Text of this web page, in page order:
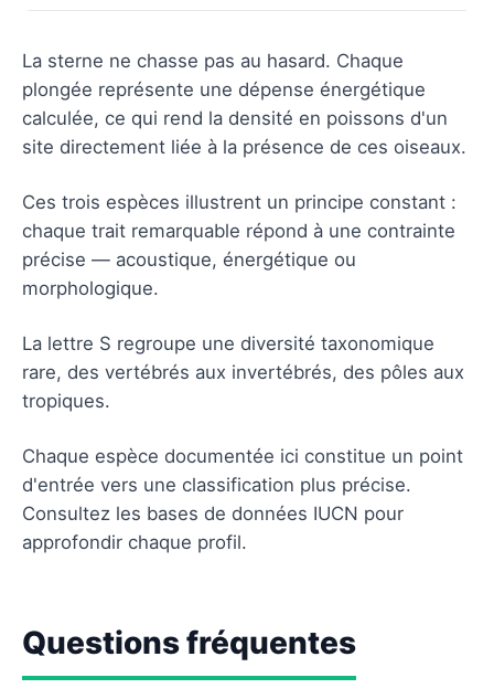
La sterne ne chasse pas au hasard. Chaque
plongée représente une dépense énergétique
calculée, ce qui rend la densité en poissons d'un
site directement liée à la présence de ces oiseaux.
Ces trois espèces illustrent un principe constant :
chaque trait remarquable répond à une contrainte
précise — acoustique, énergétique ou
morphologique.
La lettre S regroupe une diversité taxonomique
rare, des vertébrés aux invertébrés, des pôles aux
tropiques.
Chaque espèce documentée ici constitue un point
d'entrée vers une classification plus précise.
Consultez les bases de données IUCN pour
approfondir chaque profil.
Questions fréquentes